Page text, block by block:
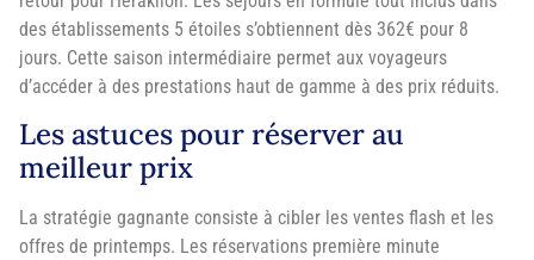
des établissements 5 étoiles s’obtiennent dès 362€ pour 8
jours. Cette saison intermédiaire permet aux voyageurs
d’accéder à des prestations haut de gamme à des prix réduits.
Les astuces pour réserver au
meilleur prix
La stratégie gagnante consiste à cibler les ventes flash et les
offres de printemps. Les réservations première minute